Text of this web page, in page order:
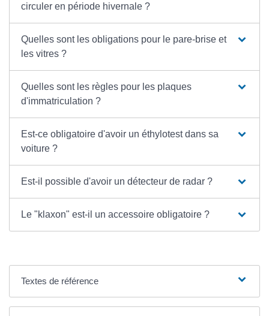
circuler en période hivernale ?
Quelles sont les obligations pour le pare-brise et
les vitres ?
Quelles sont les règles pour les plaques
d'immatriculation ?
Est-ce obligatoire d'avoir un éthylotest dans sa
voiture ?
Est-il possible d'avoir un détecteur de radar ?
Le "klaxon" est-il un accessoire obligatoire ?
Textes de référence